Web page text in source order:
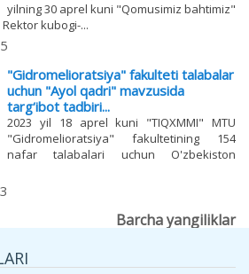
yilning 30 aprel kuni "Qomusimiz bahtimiz"
kubogi-...
"Gidromelioratsiya" fakulteti talabalar
uchun "Ayol qadri" mavzusida
targ‘ibot tadbiri...
2023 yil 18 aprel kuni "TIQXMMI" MTU
"Gidromelioratsiya" fakultetining 154
nafar talabalari uchun O'zbekiston
Barcha yangiliklar